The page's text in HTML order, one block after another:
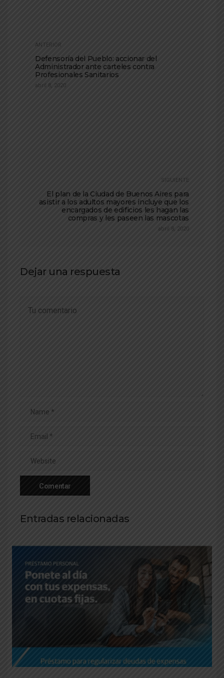
ANTERIOR
Defensoría del Pueblo: accionar del
Administrador ante carteles contra
Profesionales Sanitarios
abril 8, 2020
SIGUIENTE
El plan de la Ciudad de Buenos Aires para
asistir a los adultos mayores incluye que los
encargados de edificios les hagan las
compras y les paseen las mascotas
abril 8, 2020
Dejar una respuesta
Entradas relacionadas